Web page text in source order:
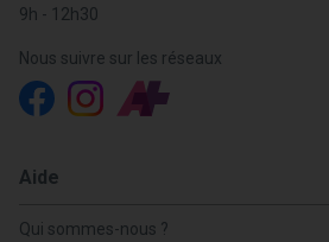
9h - 12h30
Nous suivre sur les réseaux
Aide
Qui sommes-nous ?